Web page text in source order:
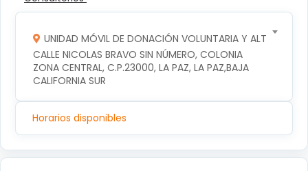
UNIDAD MÓVIL DE DONACIÓN VOLUNTARIA Y ALTRUISTA
CALLE NICOLAS BRAVO SIN NÚMERO, COLONIA
ZONA CENTRAL, C.P.23000, LA PAZ, LA PAZ,BAJA
CALIFORNIA SUR
Horarios disponibles